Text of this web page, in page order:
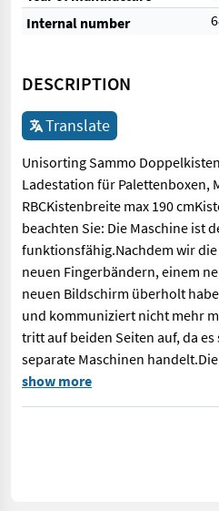
Internal number
DESCRIPTION
Translate
Unisorting Sammo
Ladestation für Palettenboxen,
RBCKistenbreite max 190
beachten Sie: Die Maschine ist
funktionsfähig.Nachdem wir
neuen Fingerbändern, einem
neuen Bildschirm überholt
und kommuniziert nicht mehr
tritt auf beiden Seiten auf, da
separate Maschinen
Unisorting Sammo
show more